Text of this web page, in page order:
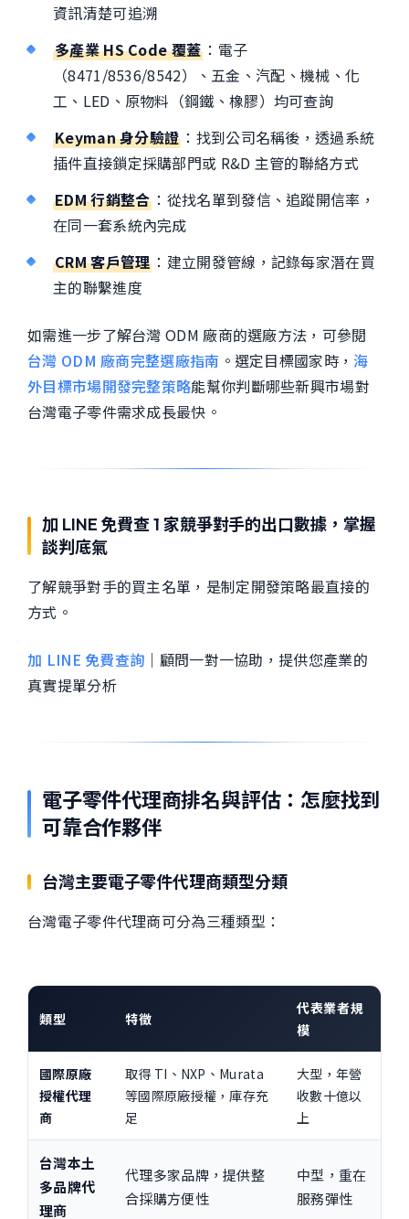
資訊清楚可追溯
多產業 HS Code 覆蓋 ：電子
（8471/8536/8542）、五金、汽配、機械、化
工、LED、原物料（鋼鐵、橡膠）均可查詢
Keyman 身分驗證 ：找到公司名稱後，透過系統
插件直接鎖定採購部門或 R&D 主管的聯絡方式
EDM 行銷整合 ：從找名單到發信、追蹤開信率，
在同一套系統內完成
CRM 客戶管理 ：建立開發管線，記錄每家潛在買
主的聯繫進度
如需進一步了解台灣 ODM 廠商的選廠方法，可參閱
台灣 ODM 廠商完整選廠指南 。選定目標國家時，海
外目標市場開發完整策略能幫你判斷哪些新興市場對
台灣電子零件需求成長最快。
加 LINE 免費查 1 家競爭對手的出口數據，掌握
談判底氣
了解競爭對手的買主名單，是制定開發策略最直接的
方式。
加 LINE 免費查詢 ｜顧問一對一協助，提供您產業的
真實提單分析
電子零件代理商排名與評估：怎麼找到
可靠合作夥伴
台灣主要電子零件代理商類型分類
台灣電子零件代理商可分為三種類型：
類型 特徵
代表業者規
模
國際原廠
授權代理
商
取得 TI、NXP、Murata
等國際原廠授權，庫存充
足
大型，年營
收數十億以
上
台灣本土
多品牌代
理商
代理多家品牌，提供整
合採購方便性
中型，重在
服務彈性